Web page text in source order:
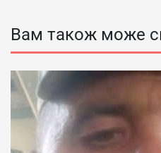
Вам також може